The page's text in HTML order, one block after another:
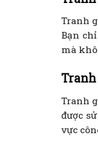
Tranh
Bạn
mà
Tranh
được
vực